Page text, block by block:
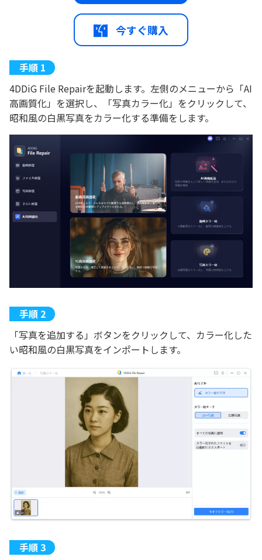
今すぐ購入
4DDiG File Repairを起動します。左側のメニューから「AI
高画質化」を選択し、「写真カラー化」をクリックして、
昭和風の白黒写真をカラー化する準備をします。
「写真を追加する」ボタンをクリックして、カラー化した
い昭和風の白黒写真をインポートします。